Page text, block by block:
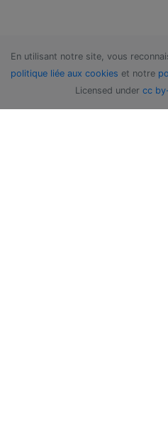
En utilisant notre site, vous
politique liée aux cookies et notre
Licensed under cc